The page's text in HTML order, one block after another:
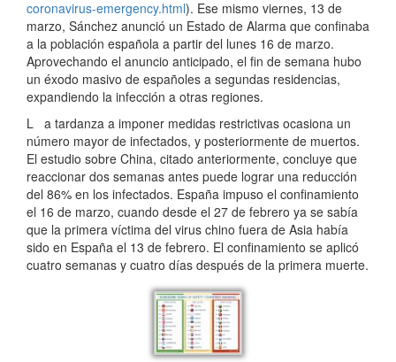
coronavirus-emergency.html). Ese mismo viernes, 13 de
marzo, Sánchez anunció un Estado de Alarma que confinaba
a la población española a partir del lunes 16 de marzo.
Aprovechando el anuncio anticipado, el fin de semana hubo
un éxodo masivo de españoles a segundas residencias,
expandiendo la infección a otras regiones.
L a tardanza a imponer medidas restrictivas ocasiona un
número mayor de infectados, y posteriormente de muertos.
El estudio sobre China, citado anteriormente, concluye que
reaccionar dos semanas antes puede lograr una reducción
del 86% en los infectados. España impuso el confinamiento
el 16 de marzo, cuando desde el 27 de febrero ya se sabía
que la primera víctima del virus chino fuera de Asia había
sido en España el 13 de febrero. El confinamiento se aplicó
cuatro semanas y cuatro días después de la primera muerte.